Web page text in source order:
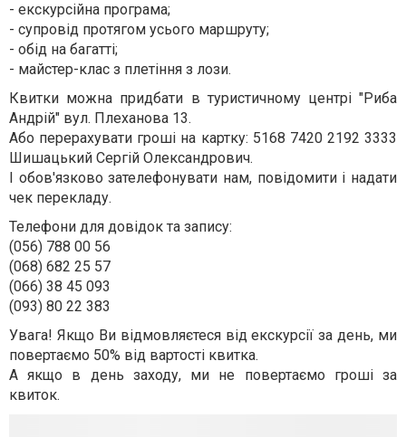
- екскурсійна програма;
- супровід протягом усього маршруту;
- обід на багатті;
- майстер-клас з плетіння з лози.
Квитки можна придбати в туристичному центрі "Риба
Андрій" вул. Плеханова 13.
Або перерахувати гроші на картку: 5168 7420 2192 3333
Шишацький Сергій Олександрович.
І обов'язково зателефонувати нам, повідомити і надати
чек перекладу.
Телефони для довідок та запису:
(056) 788 00 56
(068) 682 25 57
(066) 38 45 093
(093) 80 22 383
Увага! Якщо Ви відмовляєтеся від екскурсії за день, ми
повертаємо 50% від вартості квитка.
А якщо в день заходу, ми не повертаємо гроші за
квиток.